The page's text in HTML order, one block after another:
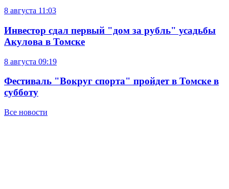
8 августа 11:03
Инвестор сдал первый "дом за рубль" усадьбы
Акулова в Томске
8 августа 09:19
Фестиваль "Вокруг спорта" пройдет в Томске в
субботу
Все новости